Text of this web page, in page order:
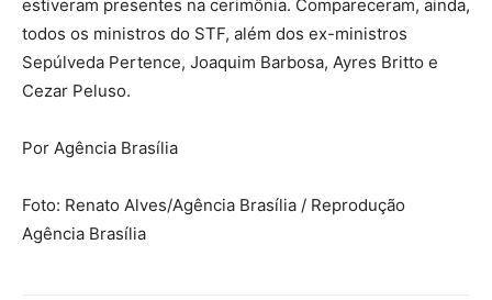
estiveram presentes na cerimônia. Compareceram, ainda,
todos os ministros do STF, além dos ex-ministros
Sepúlveda Pertence, Joaquim Barbosa, Ayres Britto e
Cezar Peluso.
Por Agência Brasília
Foto: Renato Alves/Agência Brasília / Reprodução
Agência Brasília